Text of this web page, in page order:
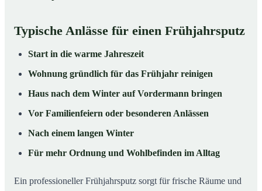
Typische Anlässe für einen Frühjahrsputz
Start in die warme Jahreszeit
Wohnung gründlich für das Frühjahr reinigen
Haus nach dem Winter auf Vordermann bringen
Vor Familienfeiern oder besonderen Anlässen
Nach einem langen Winter
Für mehr Ordnung und Wohlbefinden im Alltag
Ein professioneller Frühjahrsputz sorgt für frische Räume und